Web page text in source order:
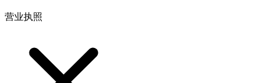
营业执照